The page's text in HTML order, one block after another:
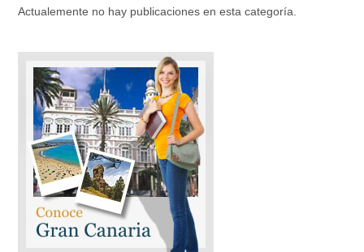
Actualemente no hay publicaciones en esta categoría.